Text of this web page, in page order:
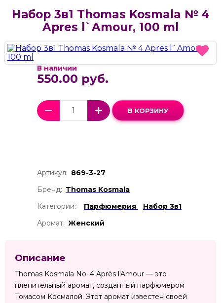
Набор 3в1 Thomas Kosmala № 4
Apres l`Amour, 100 ml
В наличии
550.00 руб.
В КОРЗИНУ
Артикул: 869-3-27
Бренд: Thomas Kosmala
Категории:
Парфюмерия
Набор 3в1
Аромат: Женский
Описание
Thomas Kosmala No. 4 Après l'Amour — это
пленительный аромат, созданный парфюмером
Томасом Космалой. Этот аромат известен своей